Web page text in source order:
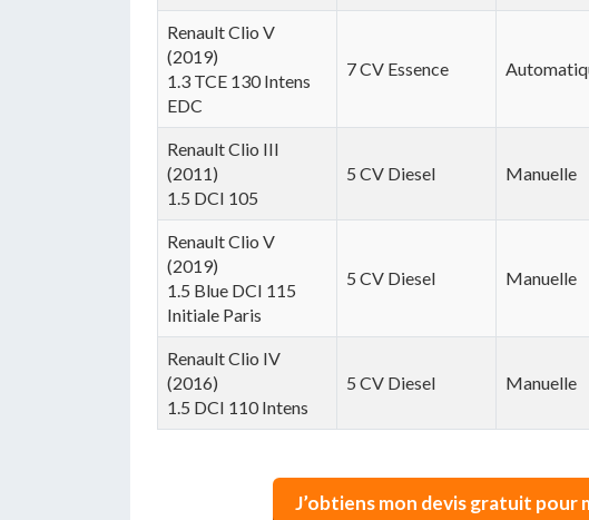
Renault Clio V
(2019)
1.3 TCE 130 Intens
EDC
7 CV Essence
Renault Clio III
(2011)
1.5 DCI 105
5 CV Diesel Manuelle
Renault Clio V
(2019)
1.5 Blue DCI 115
Initiale Paris
5 CV Diesel Manuelle
Renault Clio IV
(2016)
1.5 DCI 110 Intens
5 CV Diesel Manuelle
J’obtiens mon devis gratuit pour